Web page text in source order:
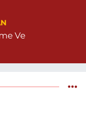
Ve